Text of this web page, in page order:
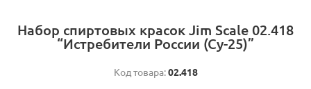
Набор спиртовых красок Jim Scale 02.418
“Истребители России (Су-25)”
Код товара:02.418